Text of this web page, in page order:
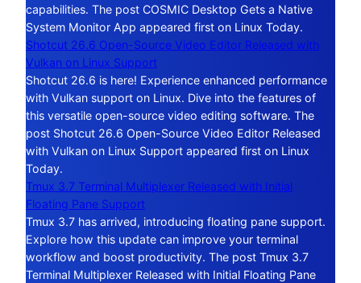
capabilities. The post COSMIC Desktop Gets a Native
System Monitor App appeared first on Linux Today.
Shotcut 26.6 Open-Source Video Editor Released with
Vulkan on Linux Support
Shotcut 26.6 is here! Experience enhanced performance
with Vulkan support on Linux. Dive into the features of
this versatile open-source video editing software. The
post Shotcut 26.6 Open-Source Video Editor Released
with Vulkan on Linux Support appeared first on Linux
Today.
Tmux 3.7 Terminal Multiplexer Released with Initial
Floating Pane Support
Tmux 3.7 has arrived, introducing floating pane support.
Explore how this update can improve your terminal
workflow and boost productivity. The post Tmux 3.7
Terminal Multiplexer Released with Initial Floating Pane